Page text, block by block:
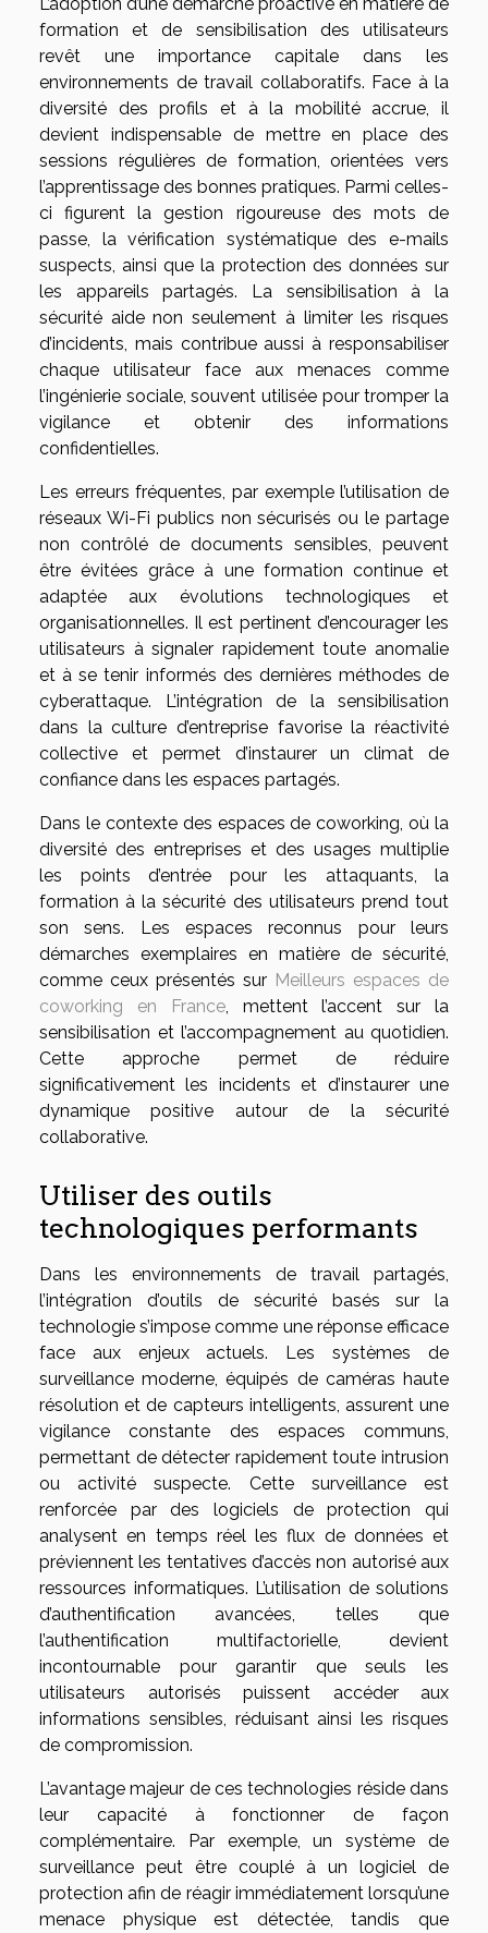
L’adoption d’une démarche proactive en matière de
formation et de sensibilisation des utilisateurs
revêt une importance capitale dans les
environnements de travail collaboratifs. Face à la
diversité des profils et à la mobilité accrue, il
devient indispensable de mettre en place des
sessions régulières de formation, orientées vers
l’apprentissage des bonnes pratiques. Parmi celles-
ci figurent la gestion rigoureuse des mots de
passe, la vérification systématique des e-mails
suspects, ainsi que la protection des données sur
les appareils partagés. La sensibilisation à la
sécurité aide non seulement à limiter les risques
d’incidents, mais contribue aussi à responsabiliser
chaque utilisateur face aux menaces comme
l’ingénierie sociale, souvent utilisée pour tromper la
vigilance et obtenir des informations
confidentielles.
Les erreurs fréquentes, par exemple l’utilisation de
réseaux Wi-Fi publics non sécurisés ou le partage
non contrôlé de documents sensibles, peuvent
être évitées grâce à une formation continue et
adaptée aux évolutions technologiques et
organisationnelles. Il est pertinent d’encourager les
utilisateurs à signaler rapidement toute anomalie
et à se tenir informés des dernières méthodes de
cyberattaque. L’intégration de la sensibilisation
dans la culture d’entreprise favorise la réactivité
collective et permet d’instaurer un climat de
confiance dans les espaces partagés.
Dans le contexte des espaces de coworking, où la
diversité des entreprises et des usages multiplie
les points d’entrée pour les attaquants, la
formation à la sécurité des utilisateurs prend tout
son sens. Les espaces reconnus pour leurs
démarches exemplaires en matière de sécurité,
comme ceux présentés sur Meilleurs espaces de
coworking en France, mettent l’accent sur la
sensibilisation et l’accompagnement au quotidien.
Cette approche permet de réduire
significativement les incidents et d’instaurer une
dynamique positive autour de la sécurité
collaborative.
Utiliser des outils
technologiques performants
Dans les environnements de travail partagés,
l’intégration d’outils de sécurité basés sur la
technologie s’impose comme une réponse efficace
face aux enjeux actuels. Les systèmes de
surveillance moderne, équipés de caméras haute
résolution et de capteurs intelligents, assurent une
vigilance constante des espaces communs,
permettant de détecter rapidement toute intrusion
ou activité suspecte. Cette surveillance est
renforcée par des logiciels de protection qui
analysent en temps réel les flux de données et
préviennent les tentatives d’accès non autorisé aux
ressources informatiques. L’utilisation de solutions
d’authentification avancées, telles que
l’authentification multifactorielle, devient
incontournable pour garantir que seuls les
utilisateurs autorisés puissent accéder aux
informations sensibles, réduisant ainsi les risques
de compromission.
L’avantage majeur de ces technologies réside dans
leur capacité à fonctionner de façon
complémentaire. Par exemple, un système de
surveillance peut être couplé à un logiciel de
protection afin de réagir immédiatement lorsqu’une
menace physique est détectée, tandis que